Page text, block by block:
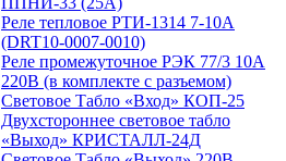
Реле тепловое РТИ-1314 7-10А
(DRT10-0007-0010)
Реле промежуточное РЭК 77/3 10А
220В (в комплекте с разъемом)
Световое Табло «Вход» КОП-25
Двухстороннее световое табло
«Выход» КРИСТАЛЛ-24Д